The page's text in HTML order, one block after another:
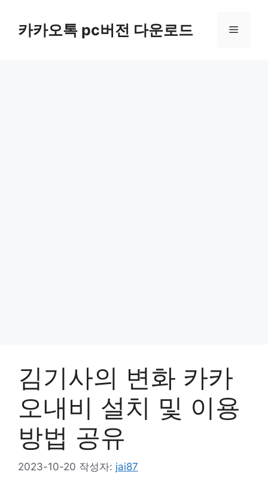
카카오톡 pc버전 다운로드 메
김기사의 변화 카카
오내비 설치 및 이용
방법 공유
2023-10-20 작성자: jai87